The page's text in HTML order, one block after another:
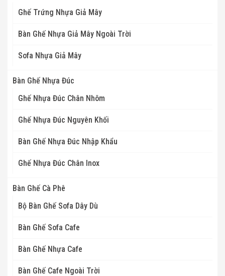
Ghế Trứng Nhựa Giả Mây
Bàn Ghế Nhựa Giả Mây Ngoài Trời
Sofa Nhựa Giả Mây
Bàn Ghế Nhựa Đúc
Ghế Nhựa Đúc Chân Nhôm
Ghế Nhựa Đúc Nguyên Khối
Bàn Ghế Nhựa Đúc Nhập Khẩu
Ghế Nhựa Đúc Chân Inox
Bàn Ghế Cà Phê
Bộ Bàn Ghế Sofa Dây Dù
Bàn Ghế Sofa Cafe
Bàn Ghế Nhựa Cafe
Bàn Ghế Cafe Ngoài Trời